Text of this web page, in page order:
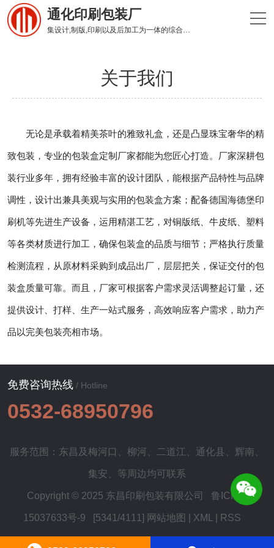
通化印刷包装厂
集设计,制版,印刷以及后加工为一体的综合性印刷企业
关于我们
无论是承载着精美茶叶的雅致礼盒，还是凸显珠宝奢华的精
致包装，专业的包装盒定制厂家都能为您匠心打造。厂家深耕包
装行业多年，拥有经验丰富的设计团队，能根据产品特性与品牌
调性，设计出兼具美观与实用的包装盒方案；配备德国海德堡印
刷机等先进生产设备，运用精湛工艺，对铜版纸、牛皮纸、塑料
等各类材质进行加工，确保包装盒的品质与细节；严格执行质量
检测流程，从原材料采购到成品出厂，层层把关，保证交付的包
装盒质量可靠。而且，厂家可根据客户需求灵活调整起订量，还
提供设计、打样、生产一站式服务，高效响应客户需求，助力产
品以完美包装亮相市场。
免费咨询热线 / Hotline
0532-68950796
服务范围：东昌及梅河口 柳河 二道江 通化县 辉南
集安 、等周边均可联系
Copyright © 2025 东昌印刷包装有限公司 鲁ICP备
15037633号-9 [5341/4111] 网站地图 XML RSS